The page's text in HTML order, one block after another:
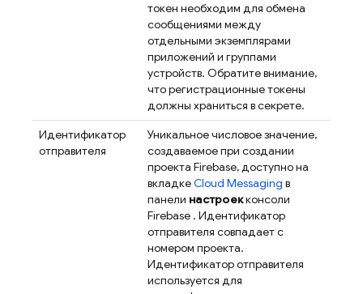
токен необходим для обмена
сообщениями между
отдельными экземплярами
приложений и группами
устройств. Обратите внимание,
что регистрационные токены
должны храниться в секрете.
Идентификатор
отправителя
Уникальное числовое значение,
создаваемое при создании
проекта Firebase, доступно на
вкладкеCloud Messaging в
панели настроекконсоли
Firebase . Идентификатор
отправителя совпадает с
номером проекта.
Идентификатор отправителя
используется для